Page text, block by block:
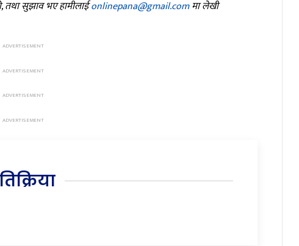
तथा सुझाव भए हामीलाईonlinepana@gmail.comमा लेखी